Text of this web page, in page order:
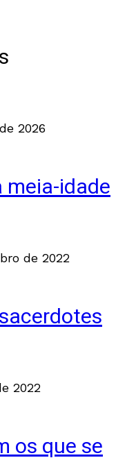
2026
idade
de 2022
2022
os que se